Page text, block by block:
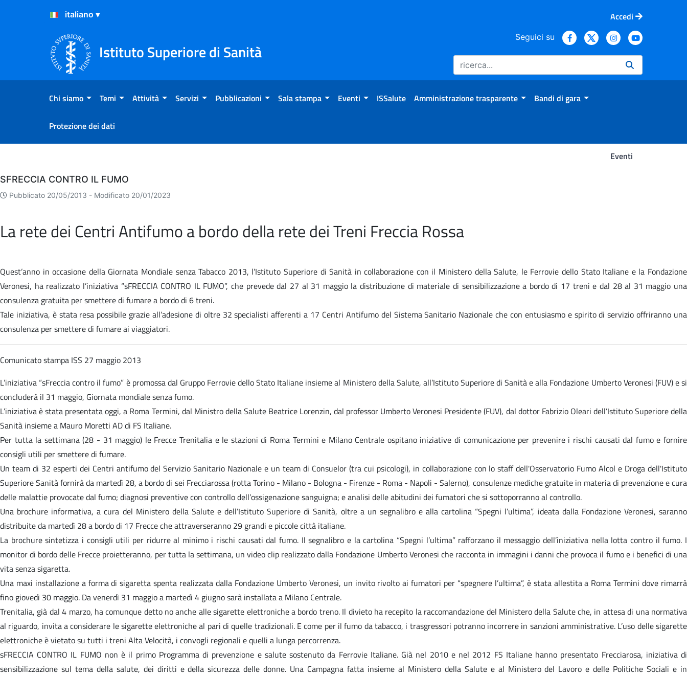
Salta al Contenuto
Salta al Footer
Accedi
Istituto Superiore di Sanità
Seguici su
Chi siamo Temi Attività Servizi Pubblicazioni Sala stampa Eventi ISSalute Amministrazione trasparente Bandi di gara
Protezione dei dati
Eventi
Eventi
SFRECCIA CONTRO IL FUMO
Pubblicato 20/05/2013 - Modificato 20/01/2023
La rete dei Centri Antifumo a bordo della rete dei Treni Freccia Rossa
Quest’anno in occasione della Giornata Mondiale senza Tabacco 2013, l’Istituto Superiore di Sanità in collaborazione con il Ministero della Salute, le Ferrovie dello Stato Italiane e la Fondazione
Veronesi, ha realizzato l’iniziativa “sFRECCIA CONTRO IL FUMO”, che prevede dal 27 al 31 maggio la distribuzione di materiale di sensibilizzazione a bordo di 17 treni e dal 28 al 31 maggio una
consulenza gratuita per smettere di fumare a bordo di 6 treni.
Tale iniziativa, è stata resa possibile grazie all’adesione di oltre 32 specialisti afferenti a 17 Centri Antifumo del Sistema Sanitario Nazionale che con entusiasmo e spirito di servizio offriranno una
consulenza per smettere di fumare ai viaggiatori.
Comunicato stampa ISS 27 maggio 2013
L’iniziativa “sFreccia contro il fumo” è promossa dal Gruppo Ferrovie dello Stato Italiane insieme al Ministero della Salute, all’Istituto Superiore di Sanità e alla Fondazione Umberto Veronesi (FUV) e si
concluderà il 31 maggio, Giornata mondiale senza fumo.
L’iniziativa è stata presentata oggi, a Roma Termini, dal Ministro della Salute Beatrice Lorenzin, dal professor Umberto Veronesi Presidente (FUV), dal dottor Fabrizio Oleari dell’Istituto Superiore della
Sanità insieme a Mauro Moretti AD di FS Italiane.
Per tutta la settimana (28 - 31 maggio) le Frecce Trenitalia e le stazioni di Roma Termini e Milano Centrale ospitano iniziative di comunicazione per prevenire i rischi causati dal fumo e fornire
consigli utili per smettere di fumare.
Un team di 32 esperti dei Centri antifumo del Servizio Sanitario Nazionale e un team di Consuelor (tra cui psicologi), in collaborazione con lo staff dell'Osservatorio Fumo Alcol e Droga dell'Istituto
Superiore Sanità fornirà da martedì 28, a bordo di sei Frecciarossa (rotta Torino - Milano - Bologna - Firenze - Roma - Napoli - Salerno), consulenze mediche gratuite in materia di prevenzione e cura
delle malattie provocate dal fumo; diagnosi preventive con controllo dell’ossigenazione sanguigna; e analisi delle abitudini dei fumatori che si sottoporranno al controllo.
Una brochure informativa, a cura del Ministero della Salute e dell’Istituto Superiore di Sanità, oltre a un segnalibro e alla cartolina “Spegni l’ultima”, ideata dalla Fondazione Veronesi, saranno
distribuite da martedì 28 a bordo di 17 Frecce che attraverseranno 29 grandi e piccole città italiane.
La brochure sintetizza i consigli utili per ridurre al minimo i rischi causati dal fumo. Il segnalibro e la cartolina “Spegni l’ultima” rafforzano il messaggio dell’iniziativa nella lotta contro il fumo. I
monitor di bordo delle Frecce proietteranno, per tutta la settimana, un video clip realizzato dalla Fondazione Umberto Veronesi che racconta in immagini i danni che provoca il fumo e i benefici di una
vita senza sigaretta.
Una maxi installazione a forma di sigaretta spenta realizzata dalla Fondazione Umberto Veronesi, un invito rivolto ai fumatori per “spegnere l’ultima”, è stata allestita a Roma Termini dove rimarrà
fino giovedì 30 maggio. Da venerdì 31 maggio a martedì 4 giugno sarà installata a Milano Centrale.
Trenitalia, già dal 4 marzo, ha comunque detto no anche alle sigarette elettroniche a bordo treno. Il divieto ha recepito la raccomandazione del Ministero della Salute che, in attesa di una normativa
al riguardo, invita a considerare le sigarette elettroniche al pari di quelle tradizionali. E come per il fumo da tabacco, i trasgressori potranno incorrere in sanzioni amministrative. L’uso delle sigarette
elettroniche è vietato su tutti i treni Alta Velocità, i convogli regionali e quelli a lunga percorrenza.
sFRECCIA CONTRO IL FUMO non è il primo Programma di prevenzione e salute sostenuto da Ferrovie Italiane. Già nel 2010 e nel 2012 FS Italiane hanno presentato Frecciarosa, iniziativa di
sensibilizzazione sul tema della salute, dei diritti e della sicurezza delle donne. Una Campagna fatta insieme al Ministero della Salute e al Ministero del Lavoro e delle Politiche Sociali e in